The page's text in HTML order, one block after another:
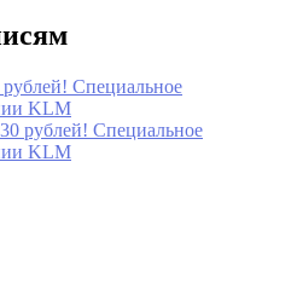
Специальное
KLM
рублей! Специальное
KLM